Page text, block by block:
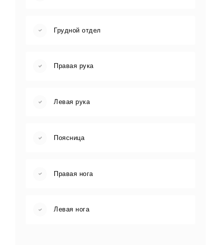
Грудной отдел
Правая рука
Левая рука
Поясница
Правая нога
Левая нога